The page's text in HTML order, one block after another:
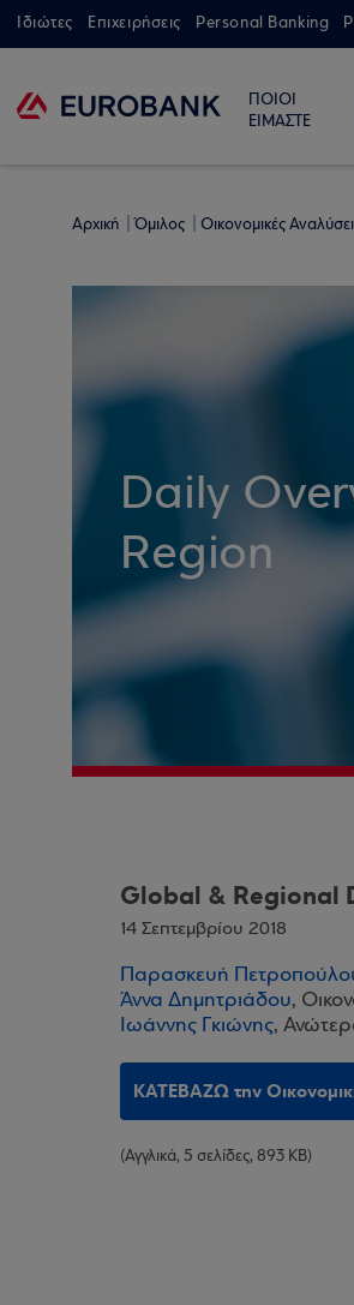
Ιδιώτες Επιχειρήσεις Personal Banking
ΠΟΙΟΙ
ΕΙΜΑΣΤΕ
Αρχική Όμιλος Οικονομικές
Daily
Region
Global & Regional
14 Σεπτεμβρίου 2018
Παρασκευή
Άννα Δημητριάδου,
Ιωάννης Γκιώνης,
ΚΑΤΕΒΑΖΩ την
(Αγγλικά, 5 σελίδες, 893 KB)